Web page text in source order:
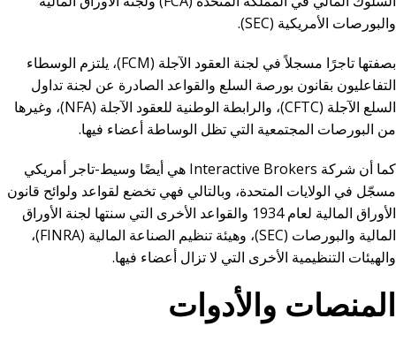
والبورصات الأمريكية (SEC).
بصفتها تاجرًا مسجلاً في لجنة العقود الآجلة (FCM)، يلتزم الوسطاء
التفاعليون بقانون بورصة السلع والقواعد الصادرة عن لجنة تداول
السلع الآجلة (CFTC)، والرابطة الوطنية للعقود الآجلة (NFA)، وغيرها
من البورصات المجتمعية التي تظل الوساطة أعضاء فيها.
كما أن شركة Interactive Brokers هي أيضًا وسيط-تاجر أمريكي
مسجّل في الولايات المتحدة، وبالتالي فهي تخضع لقواعد ولوائح قانون
الأوراق المالية لعام 1934 والقواعد الأخرى التي سنتها لجنة الأوراق
المالية والبورصات (SEC)، وهيئة تنظيم الصناعة المالية (FINRA)،
والهيئات التنظيمية الأخرى التي لا تزال أعضاء فيها.
المنصات والأدوات